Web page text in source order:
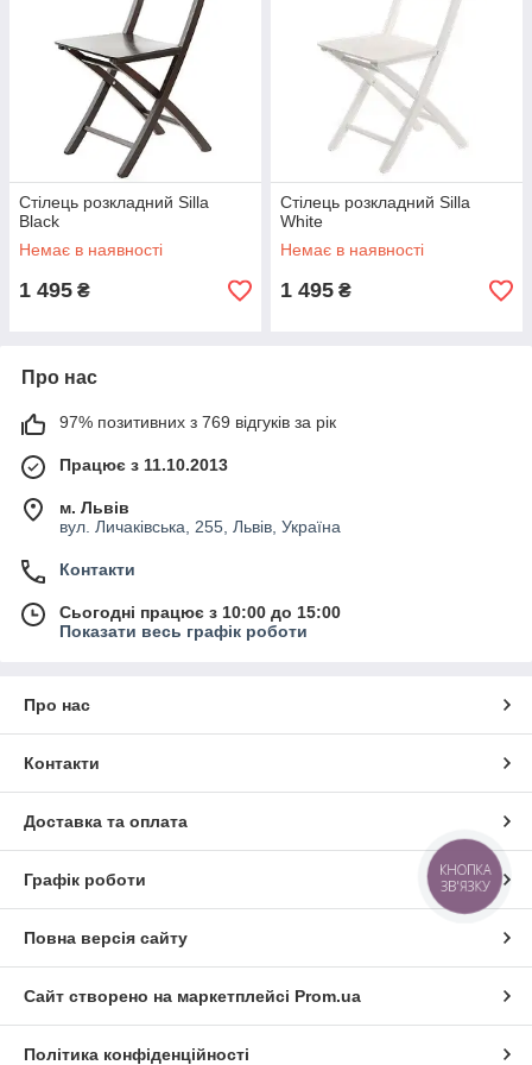
Стілець розкладний Silla
Black
Немає в наявності
1 495 ₴
Стілець розкладний Silla
White
Немає в наявності
1 495 ₴
Про нас
97% позитивних з 769 відгуків за рік
Працює з 11.10.2013
м. Львів
вул. Личаківська, 255, Львів, Україна
Контакти
Сьогодні працює з 10:00 до 15:00
Показати весь графік роботи
Про нас
Контакти
Доставка та оплата
Графік роботи
Повна версія сайту
Сайт створено на маркетплейсі Prom.ua
Політика конфіденційності
КНОПКА
ЗВ'ЯЗКУ